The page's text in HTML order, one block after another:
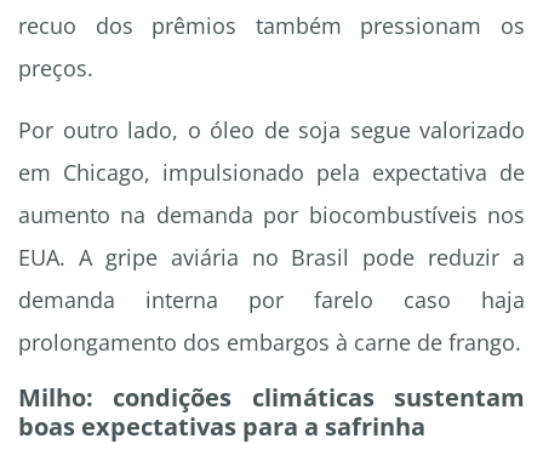
recuo dos prêmios também pressionam os
preços.
Por outro lado, o óleo de soja segue valorizado
em Chicago, impulsionado pela expectativa de
aumento na demanda por biocombustíveis nos
EUA. A gripe aviária no Brasil pode reduzir a
demanda interna por farelo caso haja
prolongamento dos embargos à carne de frango.
Milho: condições climáticas sustentam
boas expectativas para a safrinha